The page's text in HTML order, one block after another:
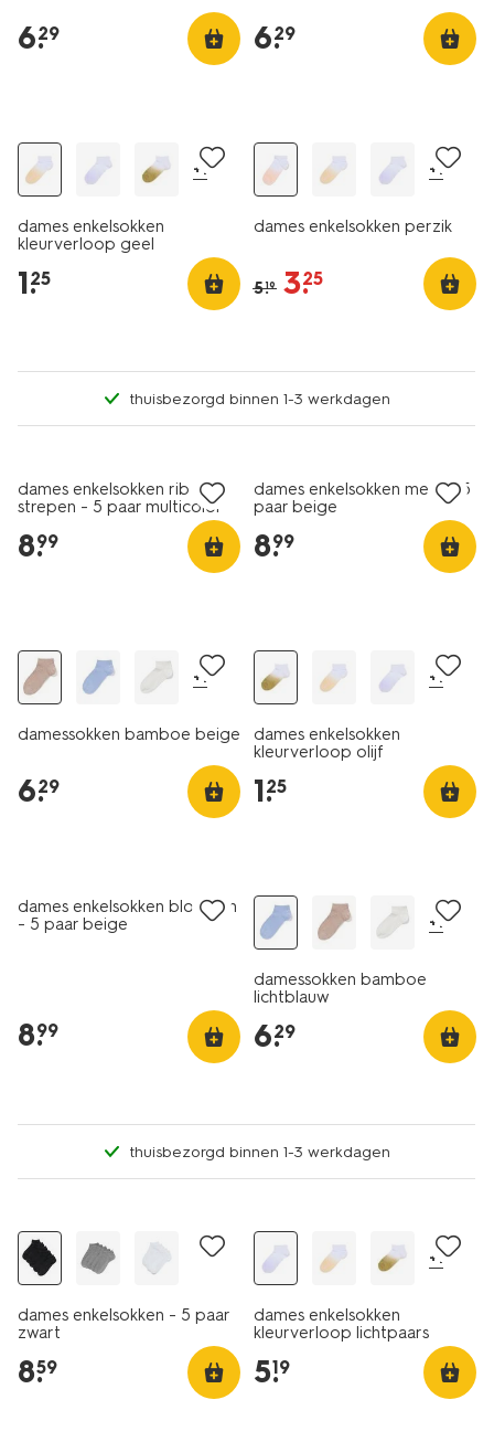
6.
29 6.
29
+1
dames enkelsokken
kleurverloop geel
1.
25
+1
dames enkelsokken perzik
5.19 3.
25
thuisbezorgd binnen 1-3 werkdagen
dames enkelsokken rib
strepen - 5 paar multicolor
8.
99
dames enkelsokken mesh - 5
paar beige
8.
99
+1
damessokken bamboe beige
6.
29
+1
dames enkelsokken
kleurverloop olijf
1.
25
dames enkelsokken bloemen
- 5 paar beige
8.
99
+1
damessokken bamboe
lichtblauw
6.
29
thuisbezorgd binnen 1-3 werkdagen
dames enkelsokken - 5 paar
zwart
8.
59
+1
dames enkelsokken
kleurverloop lichtpaars
5.
19